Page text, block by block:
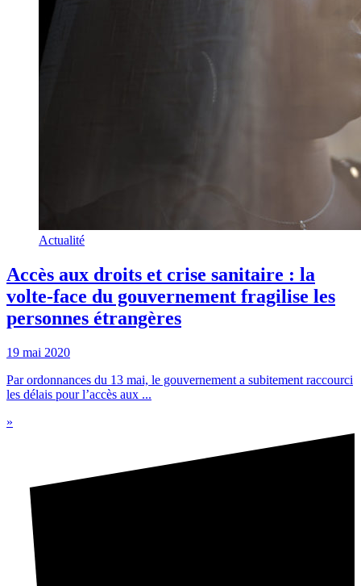
Actualité
Accès aux droits et crise sanitaire : la
volte-face du gouvernement fragilise les
personnes étrangères
19 mai 2020
Par ordonnances du 13 mai, le gouvernement a subitement raccourci
les délais pour l’accès aux ...
»